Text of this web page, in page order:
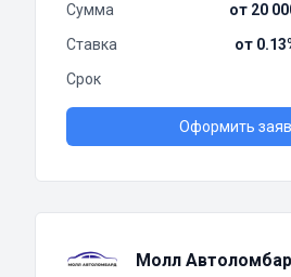
Сумма
от 20
Ставка
от
Срок
Оформить
Молл